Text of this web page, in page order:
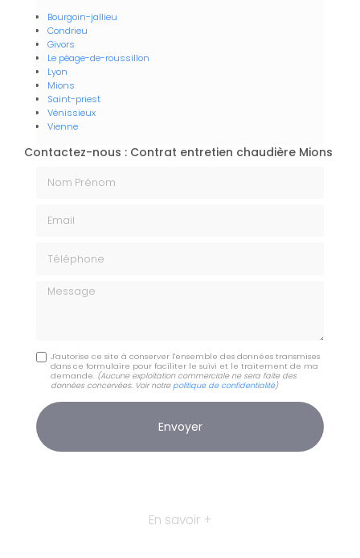
Bourgoin-jallieu
Condrieu
Givors
Le péage-de-roussillon
Lyon
Mions
Saint-priest
Vénissieux
Vienne
Contactez-nous : Contrat entretien chaudière Mions
Message
J'autorise ce site à conserver l'ensemble des données transmises
dans ce formulaire pour faciliter le suivi et le traitement de ma
demande. (Aucune exploitation commerciale ne sera faite des
données concervées. Voir notrepolitique de confidentialité)
En savoir +